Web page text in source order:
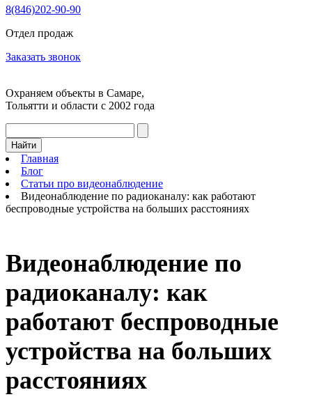
8(846)202-90-90
Отдел продаж
Заказать звонок
Охраняем объекты в Самаре,
Тольятти и области с 2002 года
Найти
Главная
Блог
Статьи про видеонаблюдение
Видеонаблюдение по радиоканалу: как работают
беспроводные устройства на больших расстояниях
Видеонаблюдение по
радиоканалу: как
работают беспроводные
устройства на больших
расстояниях